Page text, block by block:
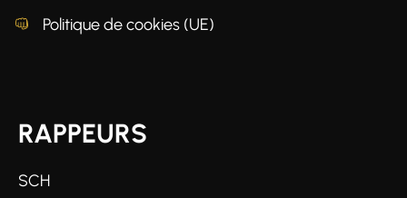
Politique de cookies (UE)
RAPPEURS
SCH